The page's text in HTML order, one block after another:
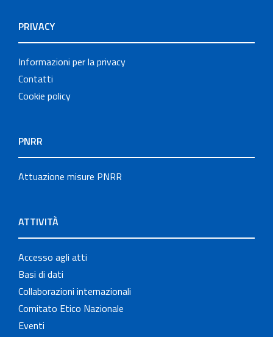
PRIVACY
Informazioni per la privacy
Contatti
Cookie policy
PNRR
Attuazione misure PNRR
ATTIVITÀ
Accesso agli atti
Basi di dati
Collaborazioni internazionali
Comitato Etico Nazionale
Eventi